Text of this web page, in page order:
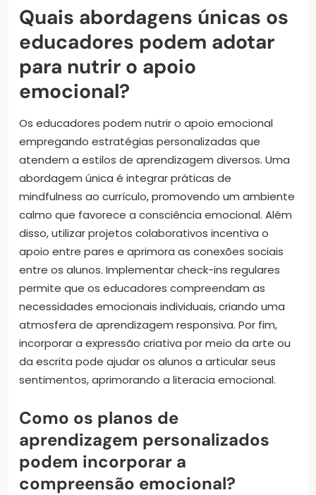
Quais abordagens únicas os
educadores podem adotar
para nutrir o apoio
emocional?
Os educadores podem nutrir o apoio emocional
empregando estratégias personalizadas que
atendem a estilos de aprendizagem diversos. Uma
abordagem única é integrar práticas de
mindfulness ao currículo, promovendo um ambiente
calmo que favorece a consciência emocional. Além
disso, utilizar projetos colaborativos incentiva o
apoio entre pares e aprimora as conexões sociais
entre os alunos. Implementar check-ins regulares
permite que os educadores compreendam as
necessidades emocionais individuais, criando uma
atmosfera de aprendizagem responsiva. Por fim,
incorporar a expressão criativa por meio da arte ou
da escrita pode ajudar os alunos a articular seus
sentimentos, aprimorando a literacia emocional.
Como os planos de
aprendizagem personalizados
podem incorporar a
compreensão emocional?